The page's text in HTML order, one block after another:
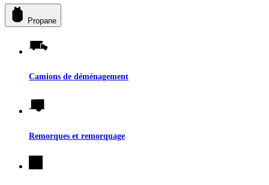
Propane
Camions de déménagement
Remorques et remorquage